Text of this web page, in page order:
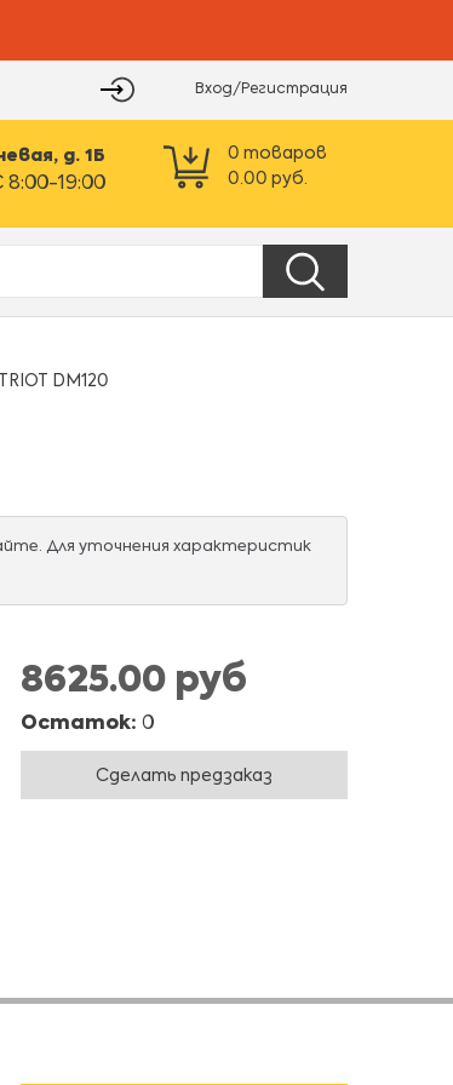
Вход/Регистрация
д. 1Б
19:00
0 товаров
0.00 руб.
DM120
Для уточнения характеристик
8625.00 руб
Остаток: 0
Сделать предзаказ